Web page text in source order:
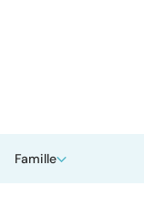
Famille